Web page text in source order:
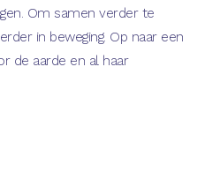
Om samen verder te
in beweging. Op naar een
de aarde en al haar